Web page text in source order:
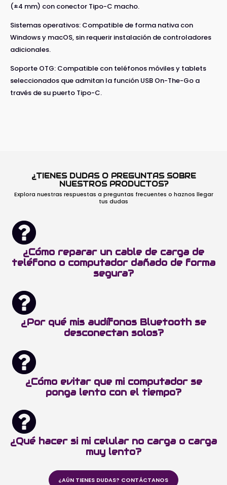
(±4 mm) con conector Tipo-C macho.
Sistemas operativos: Compatible de forma nativa con
Windows y macOS, sin requerir instalación de controladores
adicionales.
Soporte OTG: Compatible con teléfonos móviles y tablets
seleccionados que admitan la función USB On-The-Go a
través de su puerto Tipo-C.
¿TIENES DUDAS O PREGUNTAS SOBRE
NUESTROS PRODUCTOS?
Explora nuestras respuestas a preguntas frecuentes o haznos llegar
tus dudas
¿Cómo reparar un cable de carga de
teléfono o computador dañado de forma
segura?
¿Por qué mis audífonos Bluetooth se
desconectan solos?
¿Cómo evitar que mi computador se
ponga lento con el tiempo?
¿Qué hacer si mi celular no carga o carga
muy lento?
¿AÚN TIENES DUDAS? CONTÁCTANOS